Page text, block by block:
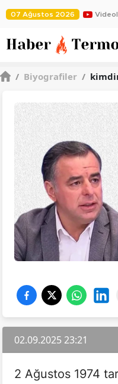
07 Ağustos 2026
/ Biyografiler /
02.09.2025 23:21
2 Ağustos 1974